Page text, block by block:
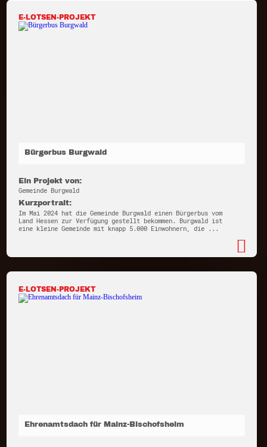
E-LOTSEN-PROJEKT
Bürgerbus Burgwald
Ein Projekt von:
Gemeinde Burgwald
Kurzportrait:
Im Mai 2024 hat die Gemeinde Burgwald einen Bürgerbus vom
Land Hessen zur Verfügung gestellt bekommen. Burgwald ist
eine kleine Gemeinde mit knapp 5.000 Einwohnern, die ...
E-LOTSEN-PROJEKT
Ehrenamtsdach für Mainz-Bischofsheim